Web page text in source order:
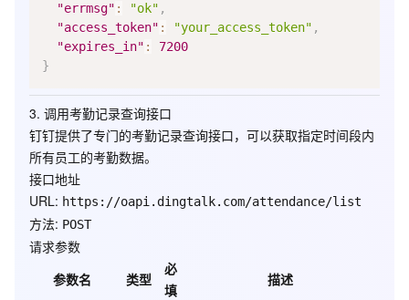
"errmsg" : "ok" ,
"access_token" : "your_access_token" ,
"expires_in" :
7200
}
3. 调用考勤记录查询接口
钉钉提供了专门的考勤记录查询接口，可以获取指定时间段内
所有员工的考勤数据。
接口地址
URL: https://oapi.dingtalk.com/attendance/list
方法: POST
请求参数
参数名
类型
必
填
描述